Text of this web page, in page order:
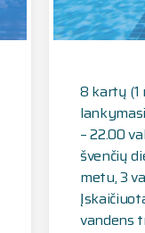
8 kartų (1
– 22.00
švenčių
metu, 3
vandens